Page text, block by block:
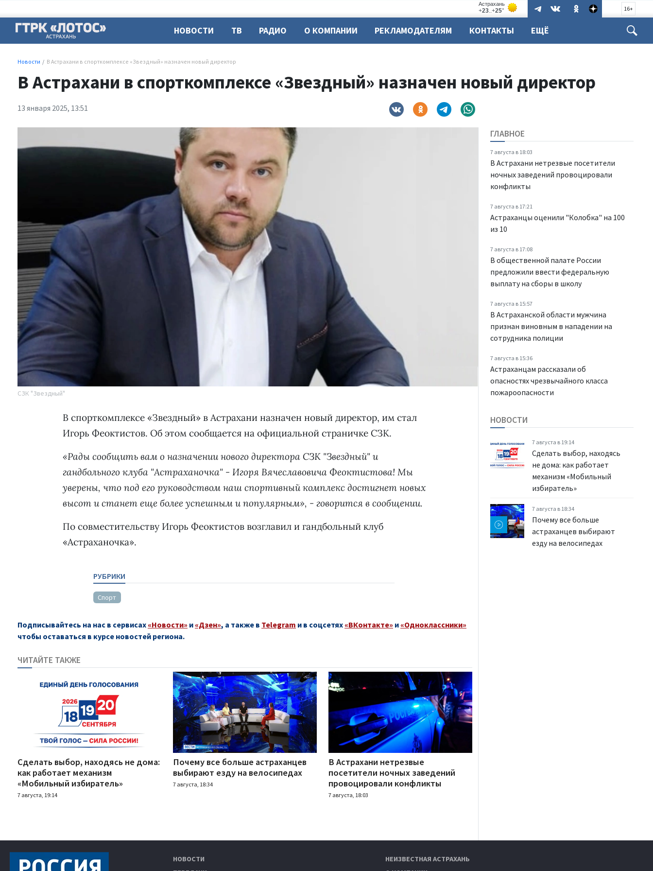
16+
НОВОСТИ ТВ РАДИО О КОМПАНИИ РЕКЛАМОДАТЕЛЯМ КОНТАКТЫ ЕЩЁ
Новости В Астрахани в спорткомплексе «Звездный» назначен новый директор
В Астрахани в спорткомплексе «Звездный» назначен новый директор
13 января 2025, 13:51
СЗК "Звездный"
ГЛАВНОЕ
7 августа в 18:03
В Астрахани нетрезвые посетители
ночных заведений провоцировали
конфликты
7 августа в 17:21
Астраханцы оценили "Колобка" на 100
из 10
7 августа в 17:08
В общественной палате России
предложили ввести федеральную
выплату на сборы в школу
7 августа в 15:57
В Астраханской области мужчина
признан виновным в нападении на
сотрудника полиции
7 августа в 15:36
Астраханцам рассказали об
опасностях чрезвычайного класса
пожароопасности
В спорткомплексе «Звездный» в Астрахани назначен новый директор, им стал
Игорь Феоктистов. Об этом сообщается на официальной страничке СЗК.
«Рады сообщить вам о назначении нового директора СЗК "Звездный" и
гандбольного клуба "Астраханочка" - Игоря Вячеславовича Феоктистова! Мы
уверены, что под его руководством наш спортивный комплекс достигнет новых
высот и станет еще более успешным и популярным», - говорится в сообщении.
По совместительству Игорь Феоктистов возглавил и гандбольный клуб
«Астраханочка».
РУБРИКИ
Спорт
Подписывайтесь на нас в сервисах «Новости» и «Дзен», а также в Telegram и в соцсетях «ВКонтакте» и «Одноклассники»
чтобы оставаться в курсе новостей региона.
ЧИТАЙТЕ ТАКЖЕ
Сделать выбор, находясь не дома:
как работает механизм
«Мобильный избиратель»
7 августа, 19:14
Почему все больше астраханцев
выбирают езду на велосипедах
7 августа, 18:34
В Астрахани нетрезвые
посетители ночных заведений
провоцировали конфликты
7 августа, 18:03
НОВОСТИ
7 августа в 19:14
Сделать выбор, находясь
не дома: как работает
механизм «Мобильный
избиратель»
7 августа в 18:34
Почему все больше
астраханцев выбирают
езду на велосипедах
НОВОСТИ
НЕИЗВЕСТНАЯ АСТРАХАНЬ